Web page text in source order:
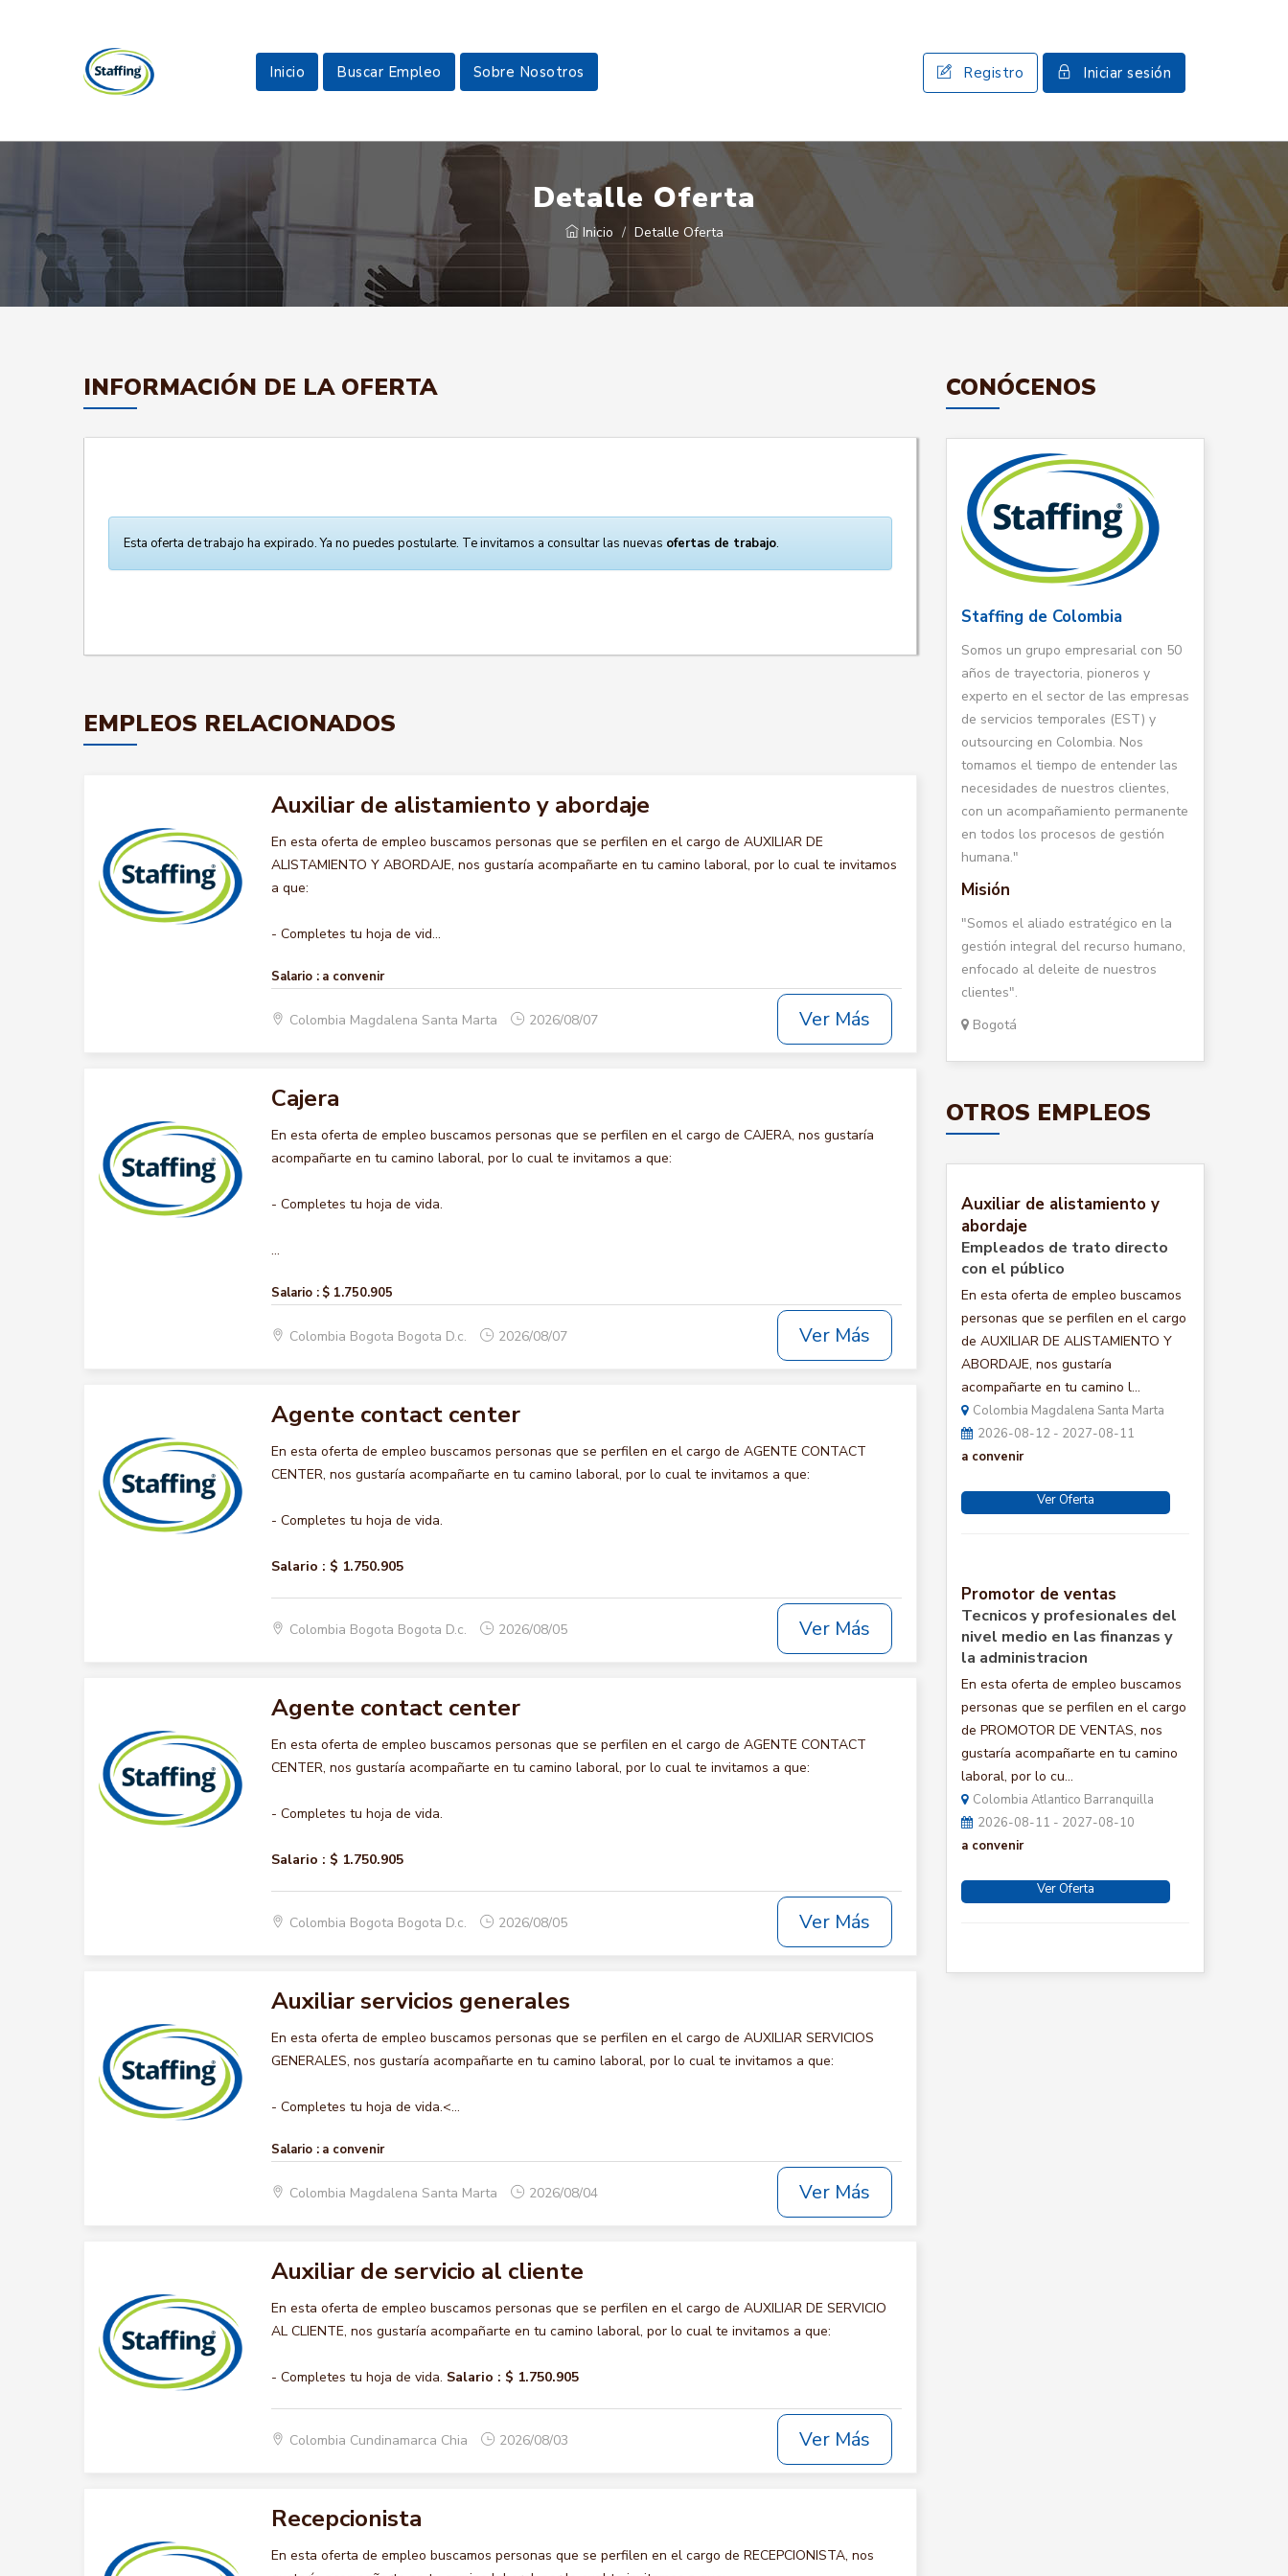
Inicio Buscar Empleo Sobre Nosotros Registro Iniciar sesión
Detalle Oferta
Inicio Detalle Oferta
INFORMACIÓN DE LA OFERTA
Esta oferta de trabajo ha expirado. Ya no puedes postularte. Te invitamos a consultar las nuevas ofertas de trabajo.
EMPLEOS RELACIONADOS
Auxiliar de alistamiento y abordaje
En esta oferta de empleo buscamos personas que se perfilen en el cargo de AUXILIAR DE
ALISTAMIENTO Y ABORDAJE, nos gustaría acompañarte en tu camino laboral, por lo cual te invitamos
a que:
- Completes tu hoja de vid...
Salario : a convenir
Colombia Magdalena Santa Marta 2026/08/07 Ver Más
Cajera
En esta oferta de empleo buscamos personas que se perfilen en el cargo de CAJERA, nos gustaría
acompañarte en tu camino laboral, por lo cual te invitamos a que:
- Completes tu hoja de vida.
...
Salario : $ 1.750.905
Colombia Bogota Bogota D.c. 2026/08/07 Ver Más
Agente contact center
En esta oferta de empleo buscamos personas que se perfilen en el cargo de AGENTE CONTACT
CENTER, nos gustaría acompañarte en tu camino laboral, por lo cual te invitamos a que:
- Completes tu hoja de vida.
Salario : $ 1.750.905
Colombia Bogota Bogota D.c. 2026/08/05 Ver Más
Agente contact center
En esta oferta de empleo buscamos personas que se perfilen en el cargo de AGENTE CONTACT
CENTER, nos gustaría acompañarte en tu camino laboral, por lo cual te invitamos a que:
- Completes tu hoja de vida.
Salario : $ 1.750.905
Colombia Bogota Bogota D.c. 2026/08/05 Ver Más
Auxiliar servicios generales
En esta oferta de empleo buscamos personas que se perfilen en el cargo de AUXILIAR SERVICIOS
GENERALES, nos gustaría acompañarte en tu camino laboral, por lo cual te invitamos a que:
- Completes tu hoja de vida.<...
Salario : a convenir
Colombia Magdalena Santa Marta 2026/08/04 Ver Más
Auxiliar de servicio al cliente
En esta oferta de empleo buscamos personas que se perfilen en el cargo de AUXILIAR DE SERVICIO
AL CLIENTE, nos gustaría acompañarte en tu camino laboral, por lo cual te invitamos a que:
- Completes tu hoja de vida. Salario : $ 1.750.905
Colombia Cundinamarca Chia 2026/08/03 Ver Más
Recepcionista
En esta oferta de empleo buscamos personas que se perfilen en el cargo de RECEPCIONISTA, nos
CONÓCENOS
Staffing de Colombia
Somos un grupo empresarial con 50
años de trayectoria, pioneros y
experto en el sector de las empresas
de servicios temporales (EST) y
outsourcing en Colombia. Nos
tomamos el tiempo de entender las
necesidades de nuestros clientes,
con un acompañamiento permanente
en todos los procesos de gestión
humana."
Misión
"Somos el aliado estratégico en la
gestión integral del recurso humano,
enfocado al deleite de nuestros
clientes".
Bogotá
OTROS EMPLEOS
Auxiliar de alistamiento y
abordaje
Empleados de trato directo
con el público
En esta oferta de empleo buscamos
personas que se perfilen en el cargo
de AUXILIAR DE ALISTAMIENTO Y
ABORDAJE, nos gustaría
acompañarte en tu camino l...
Colombia Magdalena Santa Marta
2026-08-12 - 2027-08-11
a convenir
Ver Oferta
Promotor de ventas
Tecnicos y profesionales del
nivel medio en las finanzas y
la administracion
En esta oferta de empleo buscamos
personas que se perfilen en el cargo
de PROMOTOR DE VENTAS, nos
gustaría acompañarte en tu camino
laboral, por lo cu...
Colombia Atlantico Barranquilla
2026-08-11 - 2027-08-10
a convenir
Ver Oferta